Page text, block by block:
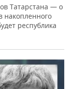
Татарстана — о
накопленного
республика